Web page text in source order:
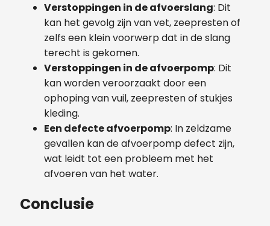
Verstoppingen in de afvoerslang: Dit
kan het gevolg zijn van vet, zeepresten of
zelfs een klein voorwerp dat in de slang
terecht is gekomen.
Verstoppingen in de afvoerpomp: Dit
kan worden veroorzaakt door een
ophoping van vuil, zeepresten of stukjes
kleding.
Een defecte afvoerpomp: In zeldzame
gevallen kan de afvoerpomp defect zijn,
wat leidt tot een probleem met het
afvoeren van het water.
Conclusie